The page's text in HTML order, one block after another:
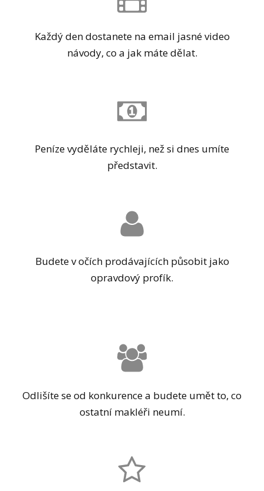
Každý den dostanete na email jasné video
návody, co a jak máte dělat.
Peníze vyděláte rychleji, než si dnes umíte
představit.
Budete v očích prodávajících působit jako
opravdový profík.
Odlišíte se od konkurence a budete umět to, co
ostatní makléři neumí.